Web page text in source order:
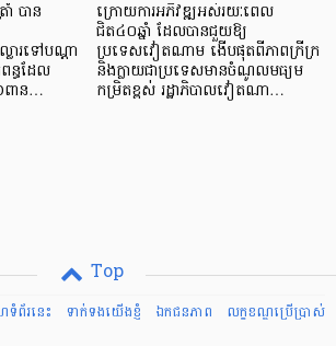
បាន​
រទៅបណ្ដា
ន្ធដែល
ាន…
ក្រោយការអភិវឌ្ឍអស់រយៈពេល
ជិត៤០ឆ្នាំ ដែលបានជួយឱ្យ​
ប្រទេសវៀតណាម ងើប​ផុតពីភាពក្រីក្រ
និងក្លាយជាប្រទេសមានចំណូលមធ្យម
កម្រិតខ្ពស់ រដ្ឋាភិបាលវៀតណា…
Top
ព័រនេះ
ទាក់ទងយើងខ្ញំ ឯកជនភាព លក្ខខណ្ឌ​ប្រើ​ប្រាស់